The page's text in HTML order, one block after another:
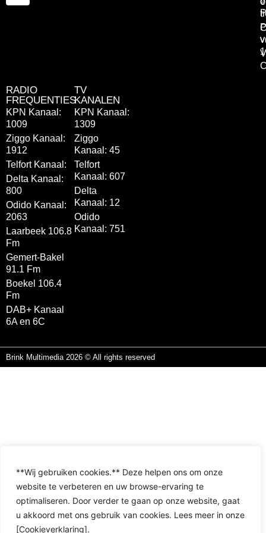
**Wij gebruiken cookies.** Deze helpen ons om onze
website te verbeteren en uw browse-ervaring te
optimaliseren. Door verder te gaan op onze website, gaat
u akkoord met ons gebruik van cookies. Lees meer in onze
[Cookieverklaring].
RADIO
FREQUENTIES
KPN Kanaal:
1009
Ziggo Kanaal:
1912
Telfort Kanaal:
Delta Kanaal:
800
Odido Kanaal:
2063
Laarbeek 106.8
Fm
Gemert-Bakel
91.1 Fm
Boekel 106.4
Fm
DAB+ Kanaal
6A en 6C
TV
KANALEN
KPN Kanaal:
1309
Ziggo
Kanaal: 45
Telfort
Kanaal: 607
Delta
Kanaal: 12
Odido
Kanaal: 751
Brink Multimedia 2026 © All rights reserved